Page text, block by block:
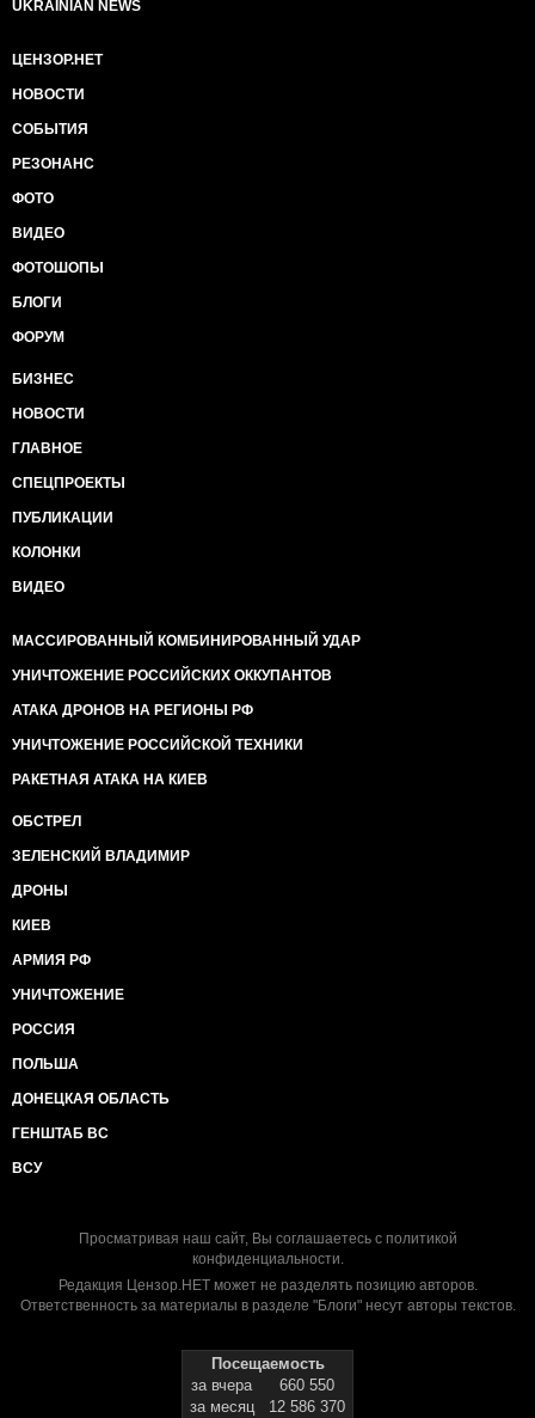
UKRAINIAN NEWS
ЦЕНЗОР.НЕТ
НОВОСТИ
СОБЫТИЯ
РЕЗОНАНС
ФОТО
ВИДЕО
ФОТОШОПЫ
БЛОГИ
ФОРУМ
БИЗНЕС
НОВОСТИ
ГЛАВНОЕ
СПЕЦПРОЕКТЫ
ПУБЛИКАЦИИ
КОЛОНКИ
ВИДЕО
МАССИРОВАННЫЙ КОМБИНИРОВАННЫЙ УДАР
УНИЧТОЖЕНИЕ РОССИЙСКИХ ОККУПАНТОВ
АТАКА ДРОНОВ НА РЕГИОНЫ РФ
УНИЧТОЖЕНИЕ РОССИЙСКОЙ ТЕХНИКИ
РАКЕТНАЯ АТАКА НА КИЕВ
ОБСТРЕЛ
ЗЕЛЕНСКИЙ ВЛАДИМИР
ДРОНЫ
КИЕВ
АРМИЯ РФ
УНИЧТОЖЕНИЕ
РОССИЯ
ПОЛЬША
ДОНЕЦКАЯ ОБЛАСТЬ
ГЕНШТАБ ВС
ВСУ
Просматривая наш сайт, Вы соглашаетесь с политикой
конфиденциальности.
Редакция Цензор.НЕТ может не разделять позицию авторов.
Ответственность за материалы в разделе "Блоги" несут авторы текстов.
Посещаемость
за вчера
660 550
за месяц
12 586 370